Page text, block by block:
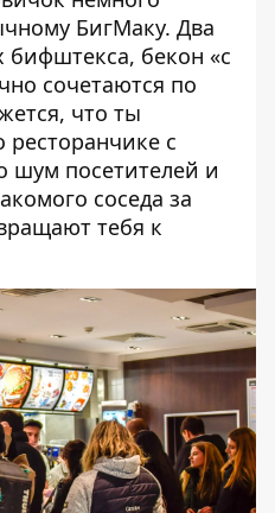
БигМаку. Два
бекон «с
сочетаются по
что ты
с
шум посетителей и
соседа за
тебя к